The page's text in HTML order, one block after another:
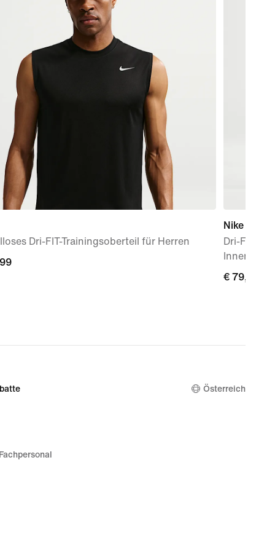
Dri-FIT-Trainingsoberteil für Herren
Nike
Dri-FIT
Innenslip
€ 79,99
€ 79,99
Österreich